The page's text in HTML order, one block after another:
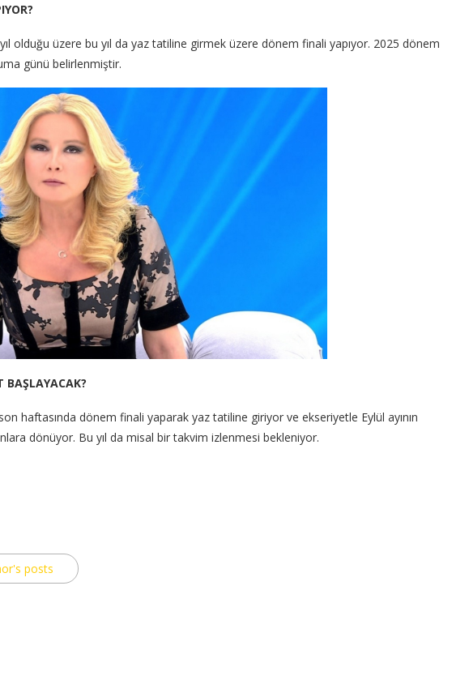
olduğu üzere bu yıl da yaz tatiline girmek üzere dönem finali yapıyor. 2025 dönem
günü belirlenmiştir.
BAŞLAYACAK?
haftasında dönem finali yaparak yaz tatiline giriyor ve ekseriyetle Eylül ayının
dönüyor. Bu yıl da misal bir takvim izlenmesi bekleniyor.
posts